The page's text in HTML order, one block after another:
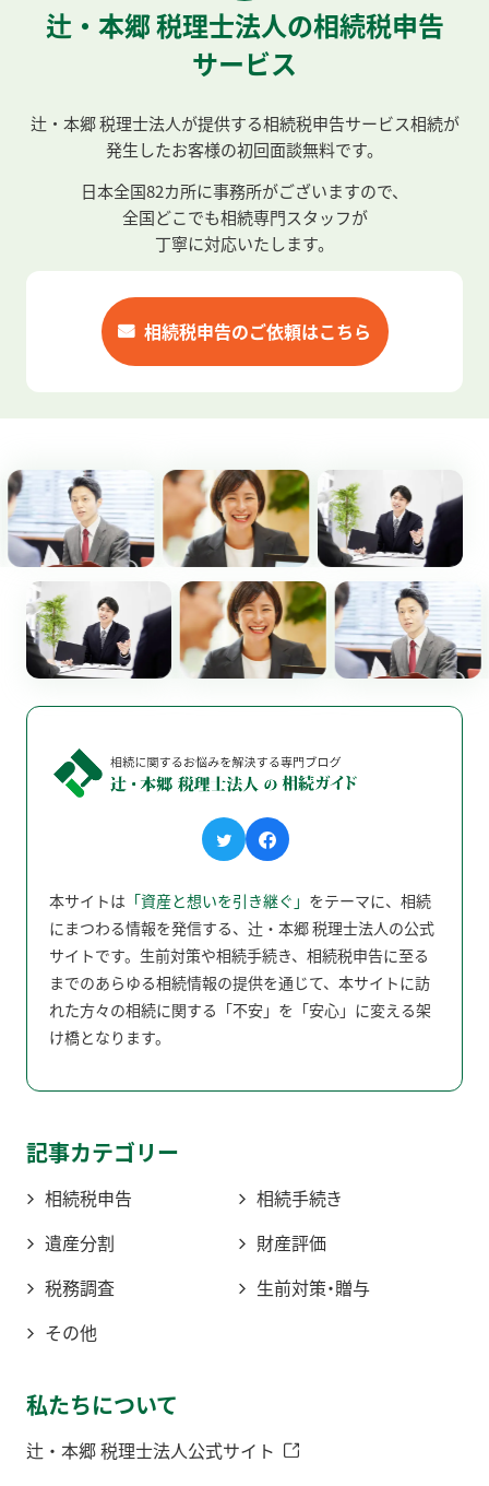
辻・本郷 税理士法人の相続税申告
サービス
辻・本郷 税理士法人が提供する相続税申告サービス相続が
発生したお客様の初回面談無料です。
日本全国82カ所に事務所がございますので、
全国どこでも相続専門スタッフが
丁寧に対応いたします。
相続税申告のご依頼はこちら
本サイトは 「資産と想いを引き継ぐ」 をテーマに、相続
にまつわる情報を発信する、辻󠄀・本郷 税理士法人の公式
サイトです。生前対策や相続手続き、相続税申告に至る
までのあらゆる相続情報の提供を通じて、本サイトに訪
れた方々の相続に関する「不安」を「安心」に変える架
け橋となります。
記事カテゴリー
相続税申告
相続手続き
遺産分割
財産評価
税務調査
生前対策・贈与
その他
私たちについて
辻・本郷 税理士法人公式サイト